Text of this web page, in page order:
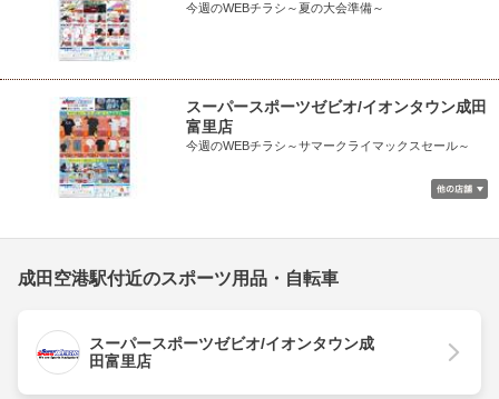
今週のWEBチラシ～夏の大会準備～
スーパースポーツゼビオ/イオンタウン成田
富里店
今週のWEBチラシ～サマークライマックスセール～
成田空港駅付近のスポーツ用品・自転車
スーパースポーツゼビオ/イオンタウン成
田富里店